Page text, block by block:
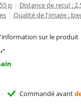
55 p | Distance de recul :
| Qualité de l'image :
sur le produit
nouvel onglet
,-nouvel onglet
nouvel onglet
Commandé avant